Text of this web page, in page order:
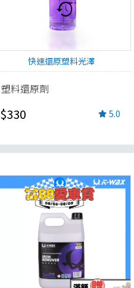
快速還原塑料光澤
塑料還原劑
$330 5.0